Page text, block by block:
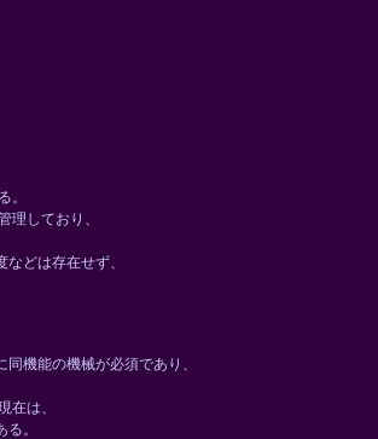
。
しており、
どは存在せず、
機能の機械が必須であり、
在は、
。